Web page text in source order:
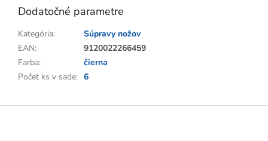
Dodatočné parametre
Kategória:
Súpravy nožov
EAN:
9120022266459
Farba:
čierna
Počet ks v sade: 6
Z